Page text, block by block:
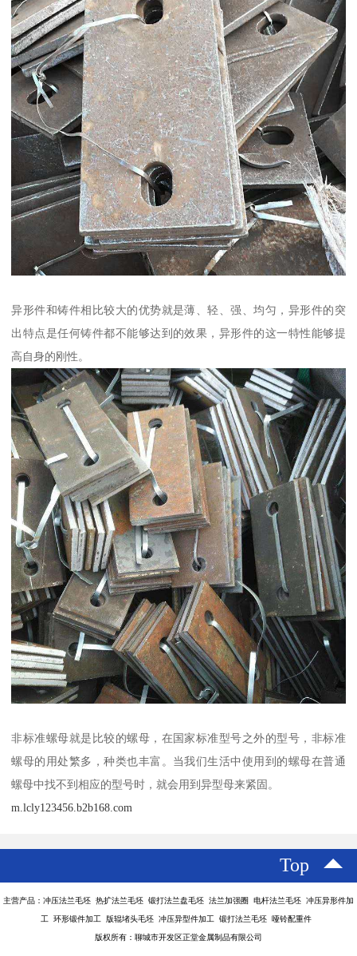
异形件和铸件相比较大的优势就是薄、轻、强、均匀，异形件的突
出特点是任何铸件都不能够达到的效果，异形件的这一特性能够提
高自身的刚性。
非标准螺母就是比较的螺母，在国家标准型号之外的型号，非标准
螺母的用处繁多，种类也丰富。当我们生活中使用到的螺母在普通
螺母中找不到相应的型号时，就会用到异型母来紧固。
m.lcly123456.b2b168.com
Top
主营产品：冲压法兰毛坯 热扩法兰毛坯 锻打法兰盘毛坯 法兰加强圈 电杆法兰毛坯 冲压异形件加
工 环形锻件加工 版辊堵头毛坯 冲压异型件加工 锻打法兰毛坯 哑铃配重件
版权所有：聊城市开发区正堂金属制品有限公司